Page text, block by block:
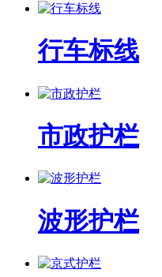
行车标线
市政护栏
波形护栏